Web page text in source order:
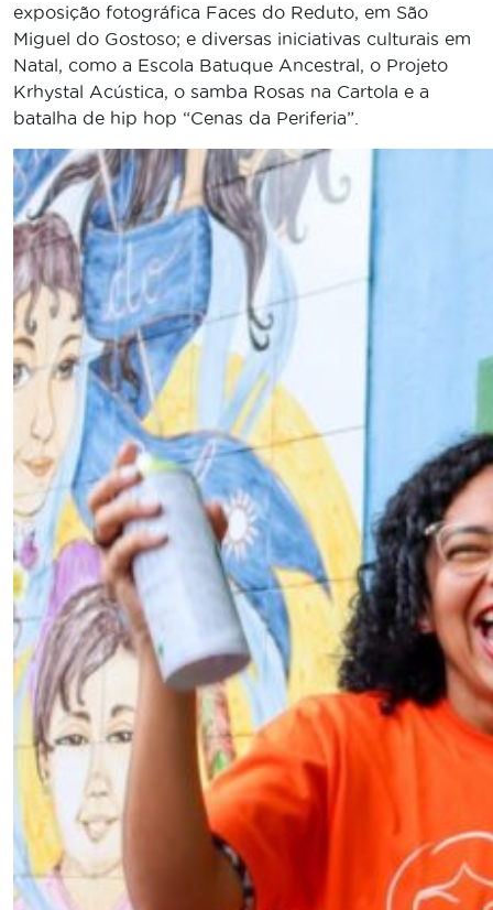
exposição fotográfica Faces do Reduto, em São
Miguel do Gostoso; e diversas iniciativas culturais em
Natal, como a Escola Batuque Ancestral, o Projeto
Krhystal Acústica, o samba Rosas na Cartola e a
batalha de hip hop “Cenas da Periferia”.